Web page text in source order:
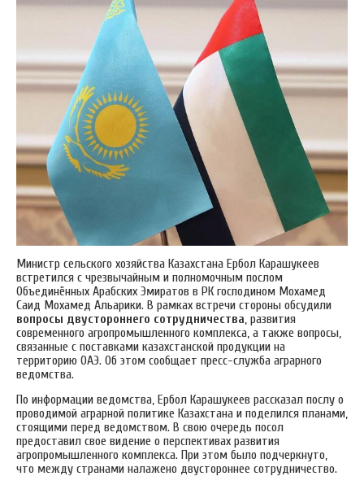
Министр сельского хозяйства Казахстана Ербол Карашукеев
встретился с чрезвычайным и полномочным послом
Объединённых Арабских Эмиратов в РК господином Мохамед
Саид Мохамед Альарики. В рамках встречи стороны обсудили
вопросы двустороннего сотрудничества, развития
современного агропромышленного комплекса, а также вопросы,
связанные с поставками казахстанской продукции на
территорию ОАЭ. Об этом сообщает пресс-служба аграрного
ведомства.
По информации ведомства, Ербол Карашукеев рассказал послу о
проводимой аграрной политике Казахстана и поделился планами,
стоящими перед ведомством. В свою очередь посол
предоставил свое видение о перспективах развития
агропромышленного комплекса. При этом было подчеркнуто,
что между странами налажено двустороннее сотрудничество.